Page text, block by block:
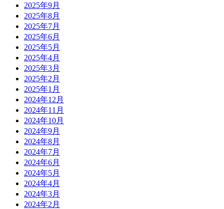
2025年9月
2025年8月
2025年7月
2025年6月
2025年5月
2025年4月
2025年3月
2025年2月
2025年1月
2024年12月
2024年11月
2024年10月
2024年9月
2024年8月
2024年7月
2024年6月
2024年5月
2024年4月
2024年3月
2024年2月